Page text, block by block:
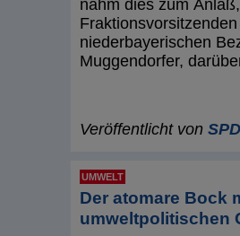
nahm dies zum
niederbayerischen
Muggendorfer,
Veröffentlicht von
UMWELT
Der atomare Bock
umweltpolitischen